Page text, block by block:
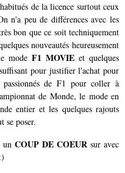
de la licence surtout ceux
n'a peu de différences avec les
bon que ce soit techniquement
nouveautés heureusement
mode F1 MOVIE et quelques
pour justifier l'achat pour
de F1 pour coller à
de Monde, le mode en
entier et les quelques rajouts
se poser.
un COUP DE COEUR sur avec